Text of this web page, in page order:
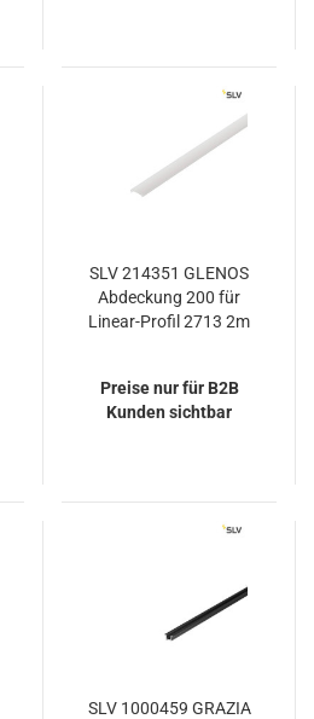
SLV 214351 GLENOS
Abdeckung 200 für
Linear-Profil 2713 2m
Preise nur für B2B
Kunden sichtbar
SLV 1000459 GRAZIA